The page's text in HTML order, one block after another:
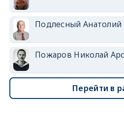
Подлесный Анатолий
Пожаров Николай
Перейти в